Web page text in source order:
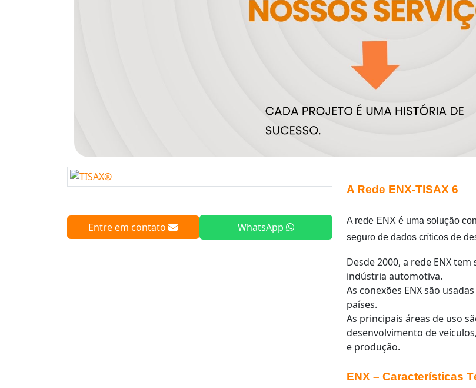
Entre em contato WhatsApp
A Rede ENX-TISAX 6
A rede ENX é uma solução
seguro de dados críticos de
Desde 2000, a rede ENX
indústria automotiva.
As conexões ENX são
países.
As principais áreas de uso
desenvolvimento de
e produção.
ENX – Características